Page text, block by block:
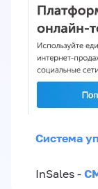
Система
InSales -